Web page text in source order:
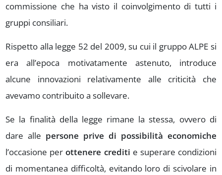
commissione che ha visto il coinvolgimento di tutti i
gruppi consiliari.
Rispetto alla legge 52 del 2009, su cui il gruppo ALPE si
era all’epoca motivatamente astenuto, introduce
alcune innovazioni relativamente alle criticità che
avevamo contribuito a sollevare.
Se la finalità della legge rimane la stessa, ovvero di
dare alle persone prive di possibilità economiche
l’occasione perottenere crediti e superare condizioni
di momentanea difficoltà, evitando loro di scivolare in